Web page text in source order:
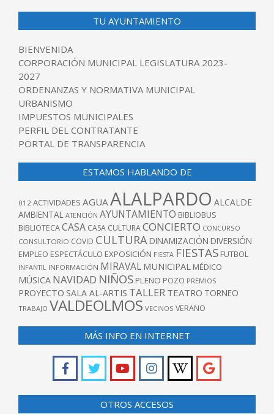
TU AYUNTAMIENTO
BIENVENIDA
CORPORACIÓN MUNICIPAL LEGISLATURA 2023-
2027
ORDENANZAS Y NORMATIVA MUNICIPAL
URBANISMO
IMPUESTOS MUNICIPALES
PERFIL DEL CONTRATANTE
PORTAL DE TRANSPARENCIA
ESTAMOS HABLANDO DE
012 ACTIVIDADES AGUAALALPARDO ALCALDE
AMBIENTAL ATENCIÓN AYUNTAMIENTO BIBLIOBUS
BIBLIOTECACASA CASA CULTURACONCIERTO CONCURSO
CONSULTORIO COVID CULTURA DINAMIZACIÓN DIVERSIÓN
EMPLEO ESPECTÁCULO EXPOSICIÓN FIESTA FIESTAS FUTBOL
INFANTIL INFORMACIÓN MIRAVAL MUNICIPAL MÉDICO
MÚSICA NAVIDAD NIÑOS PLENO POZO PREMIOS
PROYECTO SALA AL-ARTIS TALLER TEATRO TORNEO
TRABAJO VALDEOLMOS VECINOS VERANO
MÁS INFO EN INTERNET
OTROS ACCESOS